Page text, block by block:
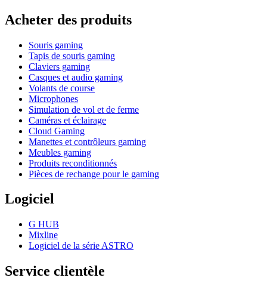
Acheter des produits
Souris gaming
Tapis de souris gaming
Claviers gaming
Casques et audio gaming
Volants de course
Microphones
Simulation de vol et de ferme
Caméras et éclairage
Cloud Gaming
Manettes et contrôleurs gaming
Meubles gaming
Produits reconditionnés
Pièces de rechange pour le gaming
Logiciel
G HUB
Mixline
Logiciel de la série ASTRO
Service clientèle